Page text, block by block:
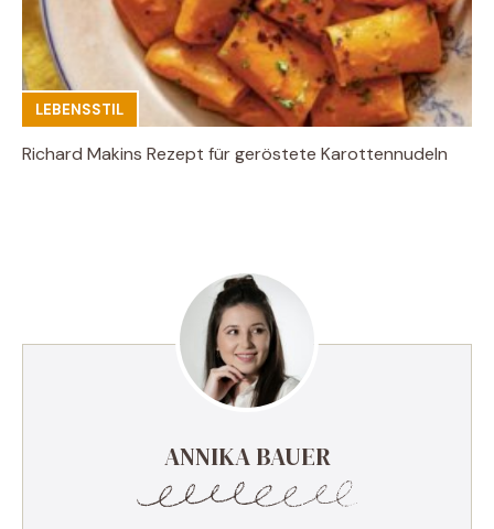
LEBENSSTIL
Richard Makins Rezept für geröstete Karottennudeln
ANNIKA BAUER